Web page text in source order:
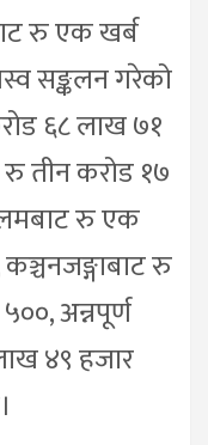
रु एक खर्ब
सङ्कलन गरेको
६८ लाख ७१
तीन करोड १७
रु एक
रु
अन्नपूर्ण
४९ हजार